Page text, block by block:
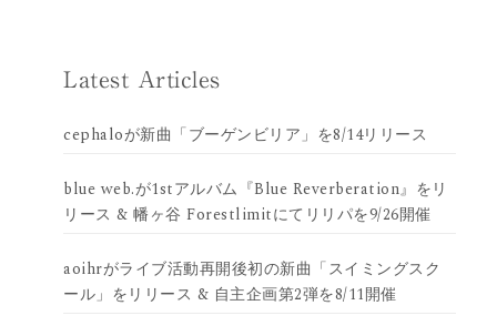
Latest Articles
cephaloが新曲「ブーゲンビリア」を8/14リリース
blue web.が1stアルバム『Blue Reverberation』をリ
リース & 幡ヶ谷 Forestlimitにてリリパを9/26開催
aoihrがライブ活動再開後初の新曲「スイミングスク
ール」をリリース & 自主企画第2弾を8/11開催